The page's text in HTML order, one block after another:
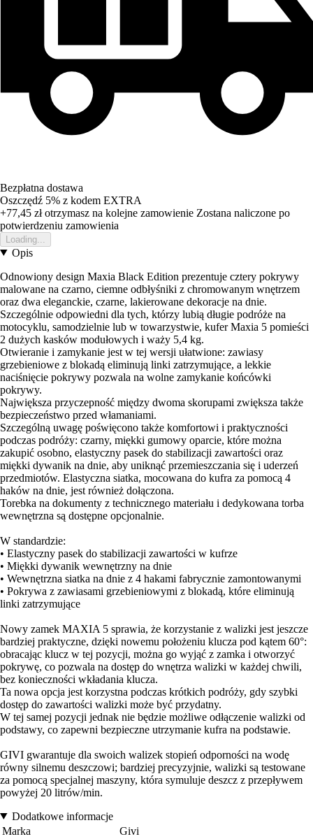
Bezpłatna dostawa
Oszczędź 5% z kodem EXTRA
+77,45 złotrzymasz na kolejne zamowienie Zostana naliczone po
potwierdzeniu zamowienia
Loading...
Opis
Odnowiony design Maxia Black Edition prezentuje cztery pokrywy
malowane na czarno, ciemne odbłyśniki z chromowanym wnętrzem
oraz dwa eleganckie, czarne, lakierowane dekoracje na dnie.
Szczególnie odpowiedni dla tych, którzy lubią długie podróże na
motocyklu, samodzielnie lub w towarzystwie, kufer Maxia 5 pomieści
2 dużych kasków modułowych i waży 5,4 kg.
Otwieranie i zamykanie jest w tej wersji ułatwione: zawiasy
grzebieniowe z blokadą eliminują linki zatrzymujące, a lekkie
naciśnięcie pokrywy pozwala na wolne zamykanie końcówki
pokrywy.
Największa przyczepność między dwoma skorupami zwiększa także
bezpieczeństwo przed włamaniami.
Szczególną uwagę poświęcono także komfortowi i praktyczności
podczas podróży: czarny, miękki gumowy oparcie, które można
zakupić osobno, elastyczny pasek do stabilizacji zawartości oraz
miękki dywanik na dnie, aby uniknąć przemieszczania się i uderzeń
przedmiotów. Elastyczna siatka, mocowana do kufra za pomocą 4
haków na dnie, jest również dołączona.
Torebka na dokumenty z technicznego materiału i dedykowana torba
wewnętrzna są dostępne opcjonalnie.
W standardzie:
• Elastyczny pasek do stabilizacji zawartości w kufrze
• Miękki dywanik wewnętrzny na dnie
• Wewnętrzna siatka na dnie z 4 hakami fabrycznie zamontowanymi
• Pokrywa z zawiasami grzebieniowymi z blokadą, które eliminują
linki zatrzymujące
Nowy zamek MAXIA 5 sprawia, że korzystanie z walizki jest jeszcze
bardziej praktyczne, dzięki nowemu położeniu klucza pod kątem 60°:
obracając klucz w tej pozycji, można go wyjąć z zamka i otworzyć
pokrywę, co pozwala na dostęp do wnętrza walizki w każdej chwili,
bez konieczności wkładania klucza.
Ta nowa opcja jest korzystna podczas krótkich podróży, gdy szybki
dostęp do zawartości walizki może być przydatny.
W tej samej pozycji jednak nie będzie możliwe odłączenie walizki od
podstawy, co zapewni bezpieczne utrzymanie kufra na podstawie.
GIVI gwarantuje dla swoich walizek stopień odporności na wodę
równy silnemu deszczowi; bardziej precyzyjnie, walizki są testowane
za pomocą specjalnej maszyny, która symuluje deszcz z przepływem
powyżej 20 litrów/min.
Dodatkowe informacje
Marka
Givi